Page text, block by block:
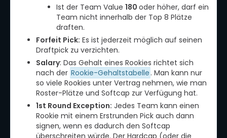
Ist der Team Value 180 oder höher, darf ein
Team nicht innerhalb der Top 8 Plätze
draften.
Forfeit Pick: Es ist jederzeit möglich auf seinen
Draftpick zu verzichten.
Salary: Das Gehalt eines Rookies richtet sich
nach der Rookie-Gehaltstabelle . Man kann nur
so viele Rookies unter Vertrag nehmen, wie man
Roster-Plätze und Softcap zur Verfügung hat.
1st Round Exception: Jedes Team kann einen
Rookie mit einem Erstrunden Pick auch dann
signen, wenn es dadurch den Softcap
überschreiten würde. Der Hardcap (oder die